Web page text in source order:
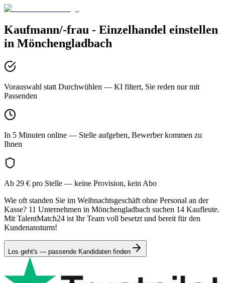
Kaufmann/-frau - Einzelhandel einstellen
in Mönchengladbach
Vorauswahl statt Durchwühlen — KI filtert, Sie reden nur mit
Passenden
In 5 Minuten online — Stelle aufgeben, Bewerber kommen zu
Ihnen
Ab 29 € pro Stelle — keine Provision, kein Abo
Wie oft standen Sie im Weihnachtsgeschäft ohne Personal an der
Kasse? 11 Unternehmen in Mönchengladbach suchen 14 Kaufleute.
Mit TalentMatch24 ist Ihr Team voll besetzt und bereit für den
Kundenansturm!
Los geht's — passende Kandidaten finden